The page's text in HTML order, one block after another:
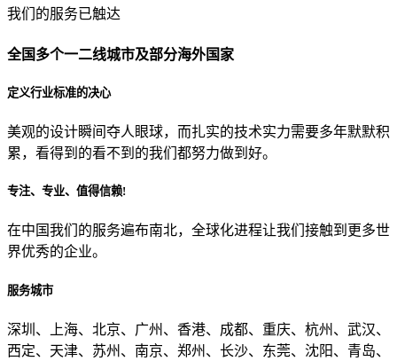
贵公司预算范围是？
贵公司的团队规模是？
目前主要的营销渠道是？
我们的服务已触达
全国多个一二线城市及部分海外国家
定义行业标准的决心
美观的设计瞬间夺人眼球，而扎实的技术实力需要多年默默积
累，看得到的看不到的我们都努力做到好。
专注、专业、值得信赖!
在中国我们的服务遍布南北，全球化进程让我们接触到更多世
界优秀的企业。
服务城市
深圳、上海、北京、广州、香港、成都、重庆、杭州、武汉、
西定、天津、苏州、南京、郑州、长沙、东莞、沈阳、青岛、